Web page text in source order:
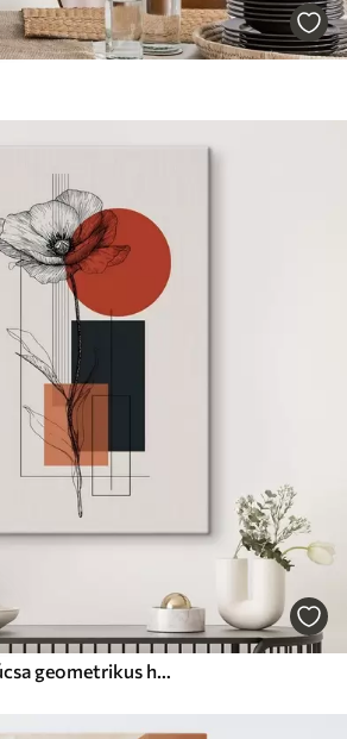
Egy grafikus vörösbúcsa geometrikus háttér előtt